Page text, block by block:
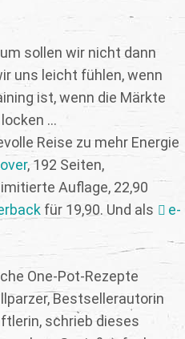
sollen wir nicht dann
uns leicht fühlen, wenn
ist, wenn die Märkte
...
Reise zu mehr Energie
, 192 Seiten,
Auflage, 22,90
für 19,90. Und als
e-
One-Pot-Rezepte
Bestsellerautorin
schrieb dieses